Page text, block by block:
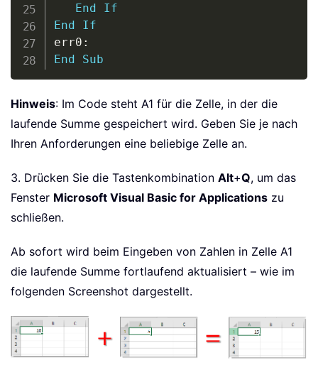
End
If
End
If
err0 :
End
Sub
Hinweis: Im Code steht A1 für die Zelle, in der die
laufende Summe gespeichert wird. Geben Sie je nach
Ihren Anforderungen eine beliebige Zelle an.
3. Drücken Sie die Tastenkombination Alt+Q, um das
Fenster Microsoft Visual Basic for Applications zu
schließen.
Ab sofort wird beim Eingeben von Zahlen in Zelle A1
die laufende Summe fortlaufend aktualisiert – wie im
folgenden Screenshot dargestellt.